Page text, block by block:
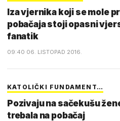
Iza vjernika koji se mole
pobačaja stoji opasni
fanatik
09:40 06. LISTOPAD 2016.
KATOLIČKI FUNDAMENT…
Pozivaju na sačekušu
trebala na pobačaj